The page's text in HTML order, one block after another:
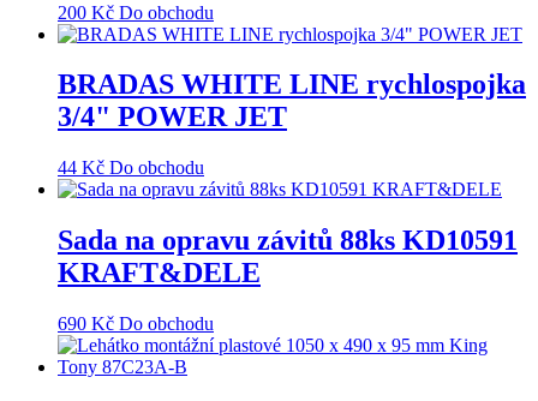
200 Kč Do obchodu
BRADAS WHITE LINE rychlospojka
3/4" POWER JET
44 Kč Do obchodu
Sada na opravu závitů 88ks KD10591
KRAFT&DELE
690 Kč Do obchodu